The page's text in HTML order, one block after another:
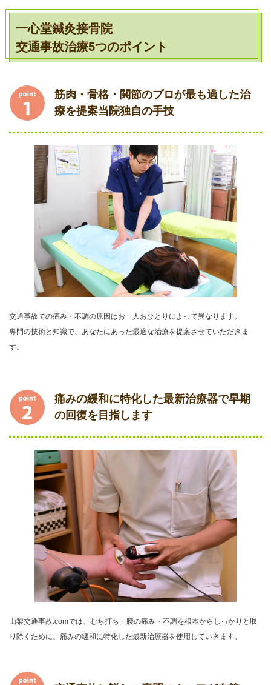
一心堂鍼灸接骨院
交通事故治療5つのポイント
筋肉・骨格・関節のプロが最も適した治
療を提案当院独自の手技
交通事故での痛み・不調の原因はお一人おひとりによって異なります。
専門の技術と知識で、あなたにあった最適な治療を提案させていただきま
す。
痛みの緩和に特化した最新治療器で早期
の回復を目指します
山梨交通事故.comでは、むち打ち・腰の痛み・不調を根本からしっかりと取
り除くために、痛みの緩和に特化した最新治療器を使用していきます。